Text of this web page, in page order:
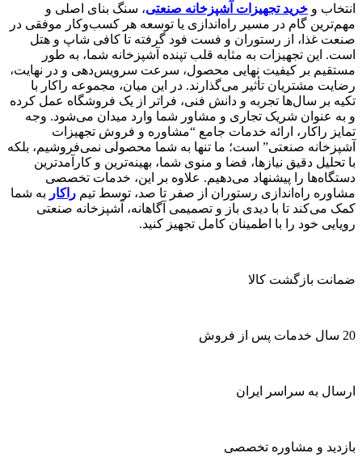
انتخاب و خرید تجهیزات آشپزخانه صنعتی، سنگ بنای اصلی و
مهم‌ترین گام در مسیر راه‌اندازی یا توسعه هر کسب‌وکار موفقی در
صنعت غذا، از رستوران و فست فود گرفته تا کافی شاپ و هتل
است. این تجهیزات به مثابه قلب تپنده آشپزخانه شما، به طور
مستقیم بر کیفیت نهایی محصول، سرعت سرویس‌دهی و در نهایت،
رضایت مشتریان تأثیر می‌گذارند. در این میان، مجموعه راکار با
تکیه بر سال‌ها تجربه و دانش فنی، فراتر از یک فروشگاه عمل کرده
و به عنوان شریک تجاری و مشاور شما وارد میدان می‌شود. وجه
تمایز راکار، ارائه خدمات جامع “مشاوره و فروش تجهیزات
آشپزخانه صنعتی” است؛ ما تنها به شما محصولی نمی‌فروشیم، بلکه
با تحلیل دقیق نیازها، فضا و منوی شما، بهینه‌ترین و کارآمدترین
دستگاه‌ها را پیشنهاد می‌دهیم. علاوه بر این، خدمات تخصصی
مشاوره راه‌اندازی رستوران از صفر تا صد، توسط تیم راکار به شما
کمک می‌کند تا با دیدی باز و تصمیمی آگاهانه، آشپزخانه صنعتی
رویایی خود را با اطمینان کامل تجهیز کنید.
ضمانت بازگشت کالا
20 سال خدمات پس از فروش
ارسال به سراسر ایران
بازدید و مشاوره تخصصی